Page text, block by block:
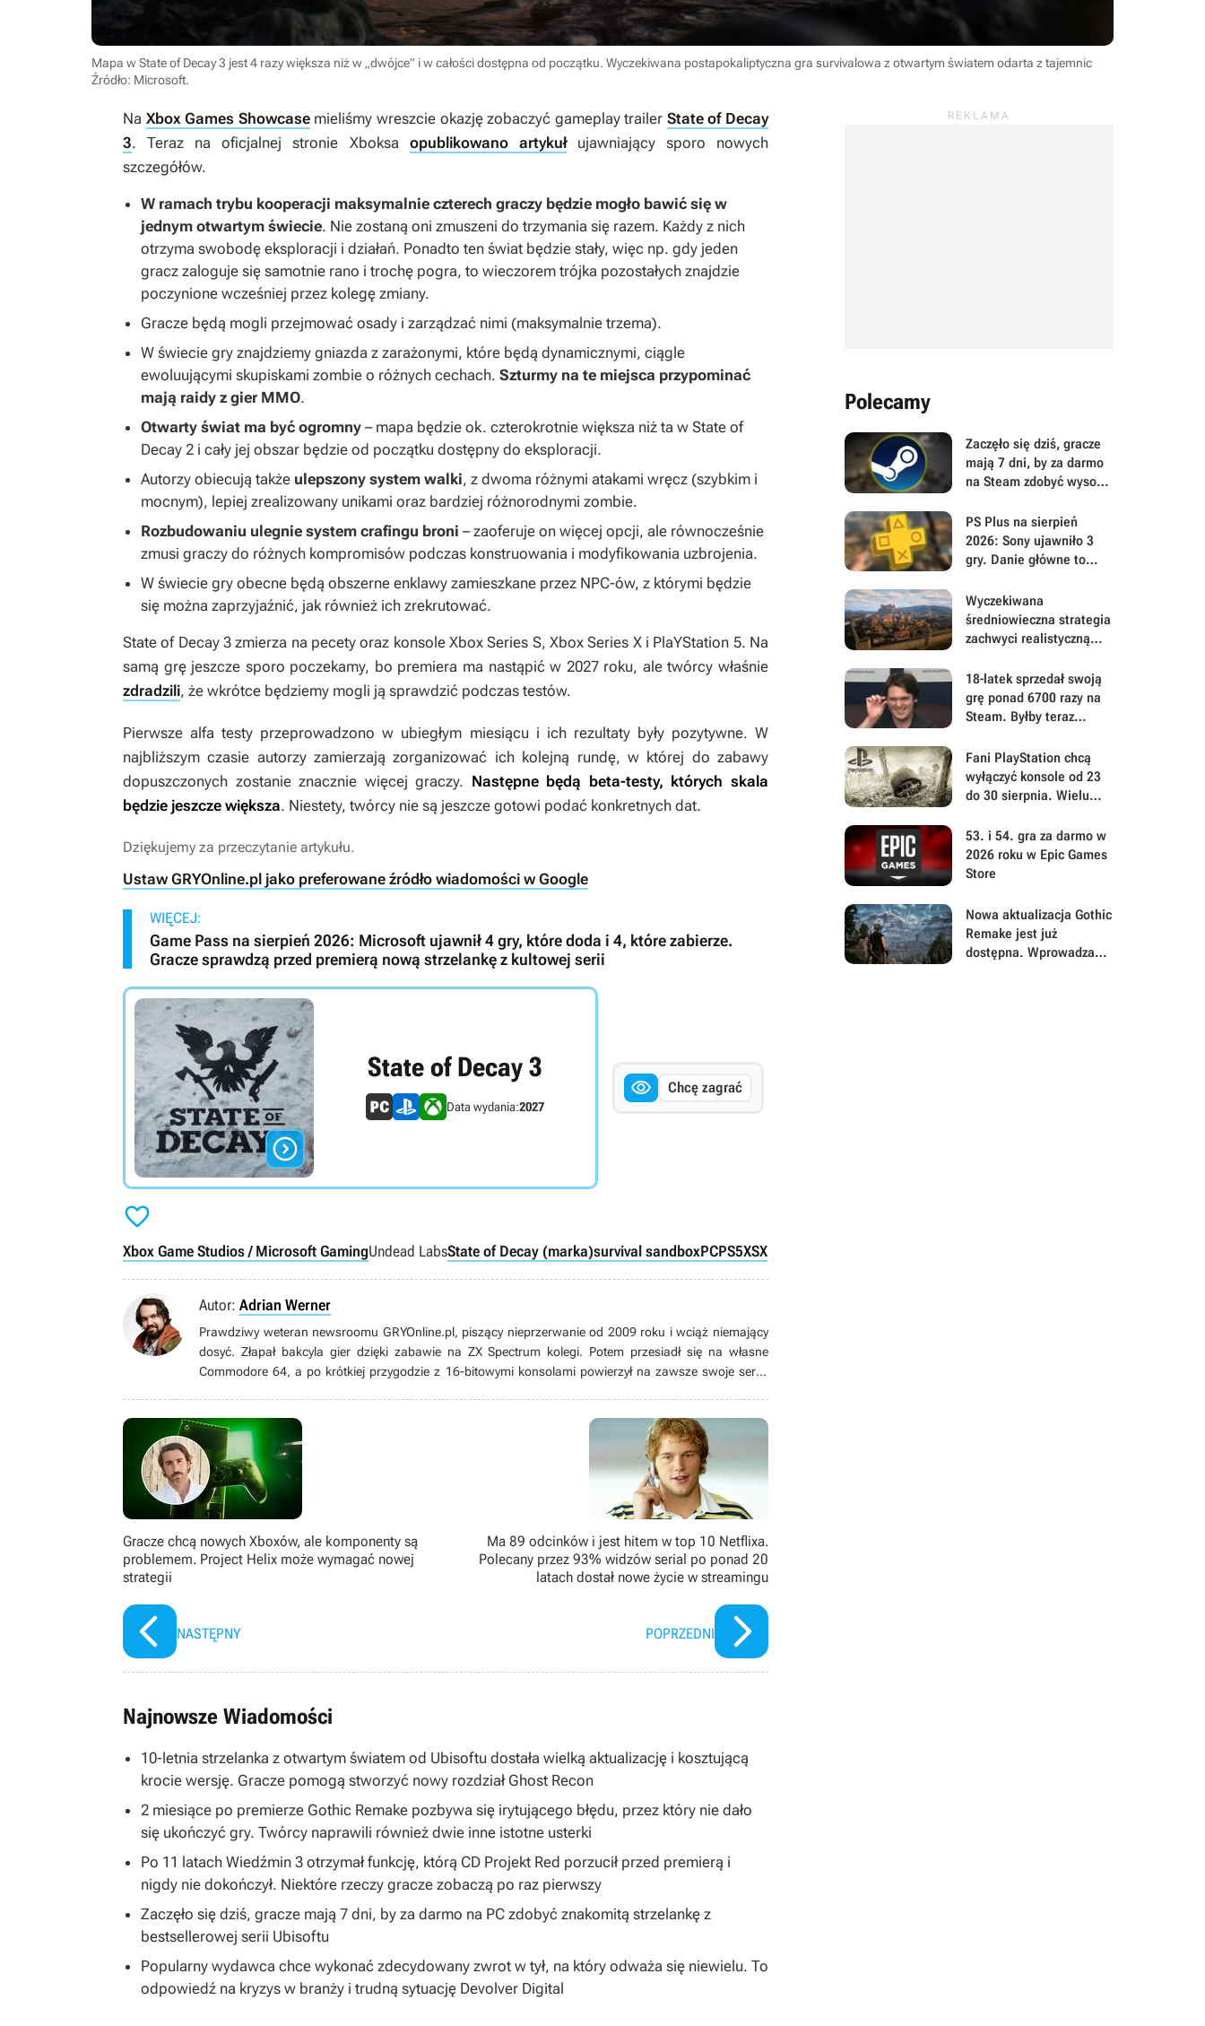
Mapa w State of Decay 3 jest 4 razy większa niż w „dwójce” i w całości dostępna od początku. Wyczekiwana postapokaliptyczna gra survivalowa z otwartym światem odarta z tajemnic
Źródło: Microsoft.
Na Xbox Games Showcasemieliśmy wreszcie okazję zobaczyć gameplay trailer State of Decay
3. Teraz na oficjalnej stronie Xboksa opublikowano artykułujawniający sporo nowych
szczegółów.
W ramach trybu kooperacji maksymalnie czterech graczy będzie mogło bawić się w
jednym otwartym świecie. Nie zostaną oni zmuszeni do trzymania się razem. Każdy z nich
otrzyma swobodę eksploracji i działań. Ponadto ten świat będzie stały, więc np. gdy jeden
gracz zaloguje się samotnie rano i trochę pogra, to wieczorem trójka pozostałych znajdzie
poczynione wcześniej przez kolegę zmiany.
Gracze będą mogli przejmować osady i zarządzać nimi (maksymalnie trzema).
W świecie gry znajdziemy gniazda z zarażonymi, które będą dynamicznymi, ciągle
ewoluującymi skupiskami zombie o różnych cechach. Szturmy na te miejsca przypominać
mają raidy z gier MMO.
Otwarty świat ma być ogromny – mapa będzie ok. czterokrotnie większa niż ta w State of
Decay 2 i cały jej obszar będzie od początku dostępny do eksploracji.
Autorzy obiecują także ulepszony system walki, z dwoma różnymi atakami wręcz (szybkim i
mocnym), lepiej zrealizowany unikami oraz bardziej różnorodnymi zombie.
Rozbudowaniu ulegnie system crafingu broni – zaoferuje on więcej opcji, ale równocześnie
zmusi graczy do różnych kompromisów podczas konstruowania i modyfikowania uzbrojenia.
W świecie gry obecne będą obszerne enklawy zamieszkane przez NPC-ów, z którymi będzie
się można zaprzyjaźnić, jak również ich zrekrutować.
State of Decay 3 zmierza na pecety oraz konsole Xbox Series S, Xbox Series X i PlaYStation 5. Na
samą grę jeszcze sporo poczekamy, bo premiera ma nastąpić w 2027 roku, ale twórcy właśnie
zdradzili, że wkrótce będziemy mogli ją sprawdzić podczas testów.
Pierwsze alfa testy przeprowadzono w ubiegłym miesiącu i ich rezultaty były pozytywne. W
najbliższym czasie autorzy zamierzają zorganizować ich kolejną rundę, w której do zabawy
dopuszczonych zostanie znacznie więcej graczy. Następne będą beta-testy, których skala
będzie jeszcze większa. Niestety, twórcy nie są jeszcze gotowi podać konkretnych dat.
Dziękujemy za przeczytanie artykułu.
Ustaw GRYOnline.pl jako preferowane źródło wiadomości w Google
WIĘCEJ:
Game Pass na sierpień 2026: Microsoft ujawnił 4 gry, które doda i 4, które zabierze.
Gracze sprawdzą przed premierą nową strzelankę z kultowej serii

State of Decay 3
Data wydania:2027
 Chcę zagrać

Xbox Game Studios / Microsoft GamingUndead LabsState of Decay (marka)survival sandboxPCPS5XSX
Autor: Adrian Werner
Prawdziwy weteran newsroomu GRYOnline.pl, piszący nieprzerwanie od 2009 roku i wciąż niemający
dosyć. Złapał bakcyla gier dzięki zabawie na ZX Spectrum kolegi. Potem przesiadł się na własne
Commodore 64, a po krótkiej przygodzie z 16-bitowymi konsolami powierzył na zawsze swoje serce
książek, seriali, filmów i komiksów.
Gracze chcą nowych Xboxów, ale komponenty są
problemem. Project Helix może wymagać nowej
strategii
NASTĘPNY
Ma 89 odcinków i jest hitem w top 10 Netflixa.
Polecany przez 93% widzów serial po ponad 20
latach dostał nowe życie w streamingu
POPRZEDNI
Najnowsze Wiadomości
10-letnia strzelanka z otwartym światem od Ubisoftu dostała wielką aktualizację i kosztującą
krocie wersję. Gracze pomogą stworzyć nowy rozdział Ghost Recon
2 miesiące po premierze Gothic Remake pozbywa się irytującego błędu, przez który nie dało
się ukończyć gry. Twórcy naprawili również dwie inne istotne usterki
Po 11 latach Wiedźmin 3 otrzymał funkcję, którą CD Projekt Red porzucił przed premierą i
nigdy nie dokończył. Niektóre rzeczy gracze zobaczą po raz pierwszy
Zaczęło się dziś, gracze mają 7 dni, by za darmo na PC zdobyć znakomitą strzelankę z
bestsellerowej serii Ubisoftu
Popularny wydawca chce wykonać zdecydowany zwrot w tył, na który odważa się niewielu. To
odpowiedź na kryzys w branży i trudną sytuację Devolver Digital
Polecamy
Zaczęło się dziś, gracze
mają 7 dni, by za darmo
na Steam zdobyć wysoko
postapokaliptyczną
strzelankę
PS Plus na sierpień
2026: Sony ujawniło 3
gry. Danie główne to
hit z otwartym światem
Wyczekiwana
średniowieczna strategia
zachwyci realistyczną
ryzyko może zapewnić
dużą przewagę w The
Guild: Europa 1410
18-latek sprzedał swoją
grę ponad 6700 razy na
Steam. Byłby teraz
kupujących nie dokonało
zwrotu
Fani PlayStation chcą
wyłączyć konsole od 23
do 30 sierpnia. Wielu
powodzenie akcji
53. i 54. gra za darmo w
2026 roku w Epic Games
Store
Nowa aktualizacja Gothic
Remake jest już
dostępna. Wprowadza